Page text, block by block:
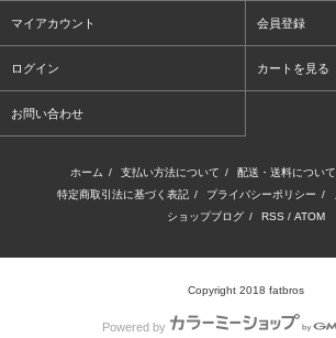
マイアカウント 会員登録
ログイン カートを見る
お問い合わせ
ホーム / 支払い方法について / 配送・送料について
特定商取引法に基づく表記 / プライバシーポリシー /
ショップブログ / RSS / ATOM
Copyright 2018 fatbros
Powered by